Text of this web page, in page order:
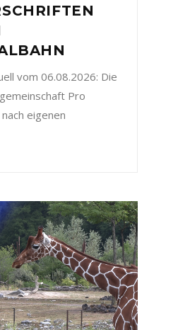
vom 06.08.2026: Die
Pro
eigenen